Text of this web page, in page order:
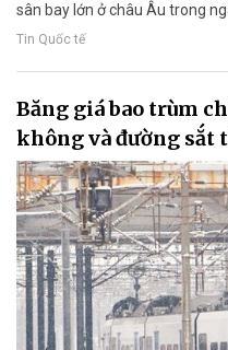
sân bay lớn ở châu Âu trong
Tin Quốc tế
Băng giá bao trùm
không và đường sắt